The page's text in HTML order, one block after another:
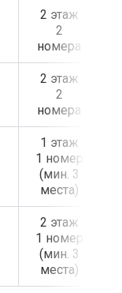
2 этаж
2
номера
2 этаж
2
номера
1 этаж
1 номер
(мин. 3
места)
2 этаж
1 номер
(мин. 3
места)